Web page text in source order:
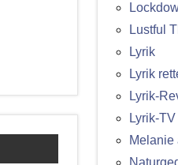
Lustful
Lyrik
Lyrik
Lyrik-
Lyrik-TV
Melanie